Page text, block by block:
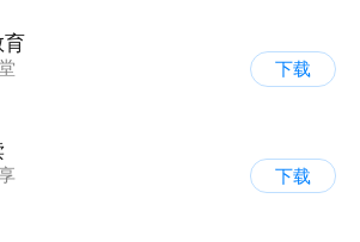
育
下载
下载